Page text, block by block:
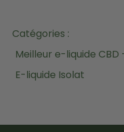
Catégories :
Meilleur e-liquide CBD
E-liquide Isolat